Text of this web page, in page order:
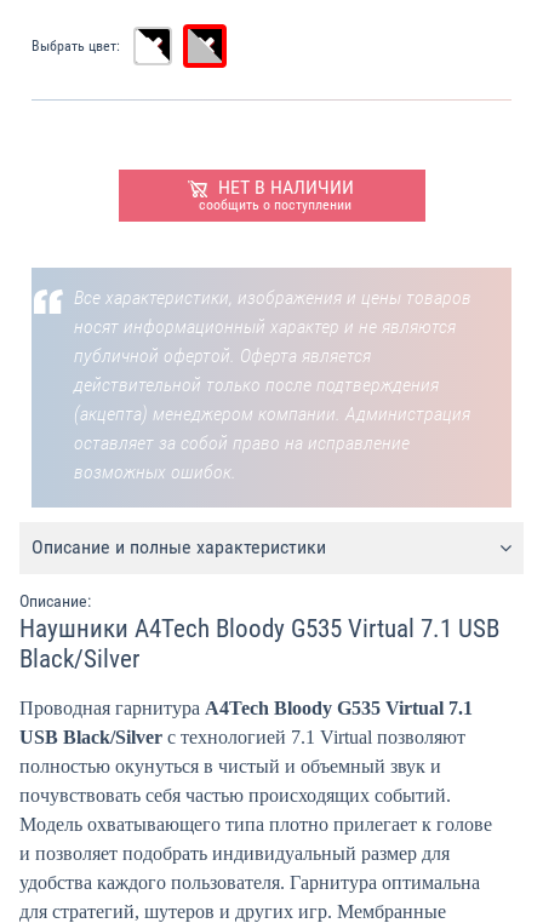
Выбрать цвет:
НЕТ В НАЛИЧИИ
сообщить о поступлении
Все характеристики, изображения и цены товаров
носят информационный характер и не являются
публичной офертой. Оферта является
действительной только после подтверждения
(акцепта) менеджером компании. Администрация
оставляет за собой право на исправление
возможных ошибок.
Описание и полные характеристики
Описание:
Наушники A4Tech Bloody G535 Virtual 7.1 USB
Black/Silver
Проводная гарнитура A4Tech Bloody G535 Virtual 7.1
USB Black/Silver с технологией 7.1 Virtual позволяют
полностью окунуться в чистый и объемный звук и
почувствовать себя частью происходящих событий.
Модель охватывающего типа плотно прилегает к голове
и позволяет подобрать индивидуальный размер для
удобства каждого пользователя. Гарнитура оптимальна
для стратегий, шутеров и других игр. Мембранные